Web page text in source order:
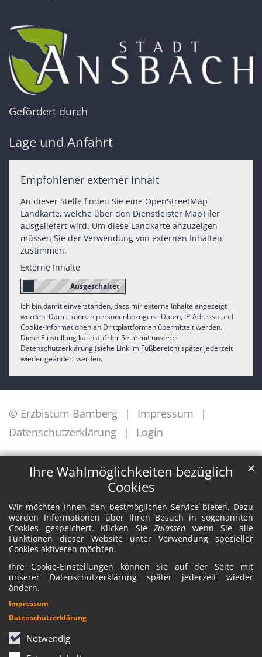
Ihre Wahlmöglichkeiten bezüglich
Cookies
Wir möchten Ihnen den bestmöglichen Service bieten. Dazu
werden Informationen über Ihren Besuch in sogenannten
Cookies gespeichert. Klicken SieZulassen wenn Sie alle
Funktionen dieser Website unter Verwendung spezieller
Cookies aktiveren möchten.
Ihre Cookie-Einstellungen können Sie auf der Seite mit
unserer Datenschutzerklärung später jederzeit wieder
ändern.
Notwendig
✕
Impressum
Datenschutzerklärung
Gefördert durch
Lage und Anfahrt
Empfohlener externer Inhalt
An dieser Stelle finden Sie eine OpenStreetMap
Landkarte, welche über den Dienstleister MapTiler
ausgeliefert wird. Um diese Landkarte anzuzeigen
müssen Sie der Verwendung von externen Inhalten
zustimmen.
Externe Inhalte
Ich bin damit einverstanden, dass mir externe Inhalte angezeigt
werden. Damit können personenbezogene Daten, IP-Adresse und
Cookie-Informationen an Drittplattformen übermittelt werden.
Diese Einstellung kann auf der Seite mit unserer
Datenschutzerklärung (siehe Link im Fußbereich) später jederzeit
wieder geändert werden.
© Erzbistum Bamberg
Impressum
Datenschutzerklärung
Login